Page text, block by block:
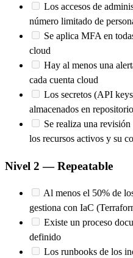
Los accesos de
número limitado de
Se aplica MFA en
cloud
Hay al menos una
cada cuenta cloud
Los secretos (API
almacenados en
Se realiza una
los recursos activos y su
Nivel 2 — Repeatable
Al menos el 50% de
gestiona con IaC
Existe un proceso
definido
Los runbooks de los